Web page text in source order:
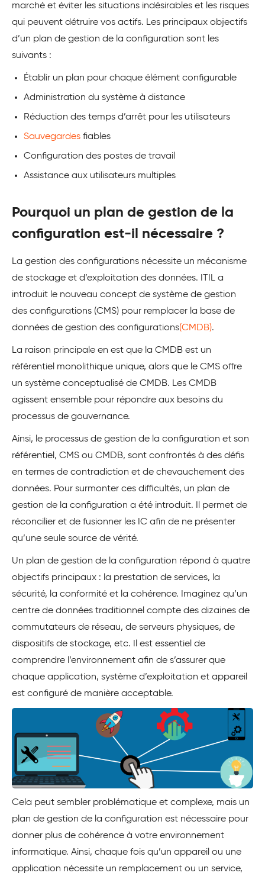
marché et éviter les situations indésirables et les risques
qui peuvent détruire vos actifs. Les principaux objectifs
d’un plan de gestion de la configuration sont les
suivants :
Établir un plan pour chaque élément configurable
Administration du système à distance
Réduction des temps d’arrêt pour les utilisateurs
Sauvegardes fiables
Configuration des postes de travail
Assistance aux utilisateurs multiples
Pourquoi un plan de gestion de la
configuration est-il nécessaire ?
La gestion des configurations nécessite un mécanisme
de stockage et d’exploitation des données. ITIL a
introduit le nouveau concept de système de gestion
des configurations (CMS) pour remplacer la base de
données de gestion des configurations(CMDB).
La raison principale en est que la CMDB est un
référentiel monolithique unique, alors que le CMS offre
un système conceptualisé de CMDB. Les CMDB
agissent ensemble pour répondre aux besoins du
processus de gouvernance.
Ainsi, le processus de gestion de la configuration et son
référentiel, CMS ou CMDB, sont confrontés à des défis
en termes de contradiction et de chevauchement des
données. Pour surmonter ces difficultés, un plan de
gestion de la configuration a été introduit. Il permet de
réconcilier et de fusionner les IC afin de ne présenter
qu’une seule source de vérité.
Un plan de gestion de la configuration répond à quatre
objectifs principaux : la prestation de services, la
sécurité, la conformité et la cohérence. Imaginez qu’un
centre de données traditionnel compte des dizaines de
commutateurs de réseau, de serveurs physiques, de
dispositifs de stockage, etc. Il est essentiel de
comprendre l’environnement afin de s’assurer que
chaque application, système d’exploitation et appareil
est configuré de manière acceptable.
Cela peut sembler problématique et complexe, mais un
plan de gestion de la configuration est nécessaire pour
donner plus de cohérence à votre environnement
informatique. Ainsi, chaque fois qu’un appareil ou une
application nécessite un remplacement ou un service,